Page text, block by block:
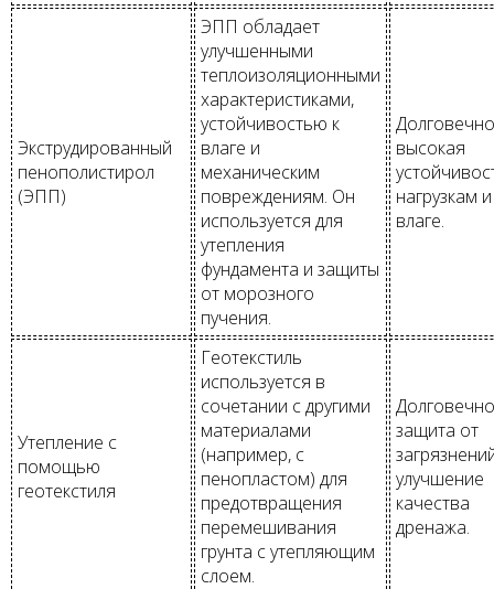
Экструдированный
пенополистирол
(ЭПП)
ЭПП обладает
улучшенными
теплоизоляционными
характеристиками,
устойчивостью к
влаге и
механическим
повреждениям. Он
используется для
утепления
фундамента и защиты
от морозного
пучения.
высокая
нагрузкам и
влаге.
Утепление с
помощью
геотекстиля
Геотекстиль
используется в
сочетании с другими
материалами
(например, с
пенопластом) для
предотвращения
перемешивания
грунта с утепляющим
слоем.
защита от
улучшение
качества
дренажа.